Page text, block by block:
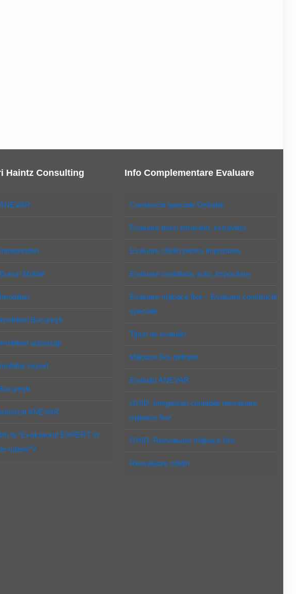
Haintz Consulting
Mobile
Bucureşti
autorizaţi
expert
ANEVAR
la “Evaluatorul EXPERT în
rutiere”?
Info Complementare Evaluare
Constructii speciale Definitie
Evaluare teren intravilan, extravilan
Evaluare clădiri pentru impozitare
Evaluare imobiliara, auto, impozitare
Evaluare mijloace fixe – Evaluare constructii
speciale
Tipuri de evaluări
Mijloace fixe definitie
Evaluări ANEVAR
GHID: Inregistrari contabile reevaluare
mijloace fixe
GHID: Reevaluare mijloace fixe
Reevaluare clădiri